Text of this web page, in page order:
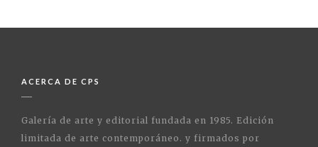
ACERCA DE CPS
Galería de arte y editorial fundada en 1985. Edición
limitada de arte contemporáneo. y firmados por